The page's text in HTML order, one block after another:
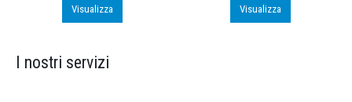
Visualizza Visualizza
I nostri servizi